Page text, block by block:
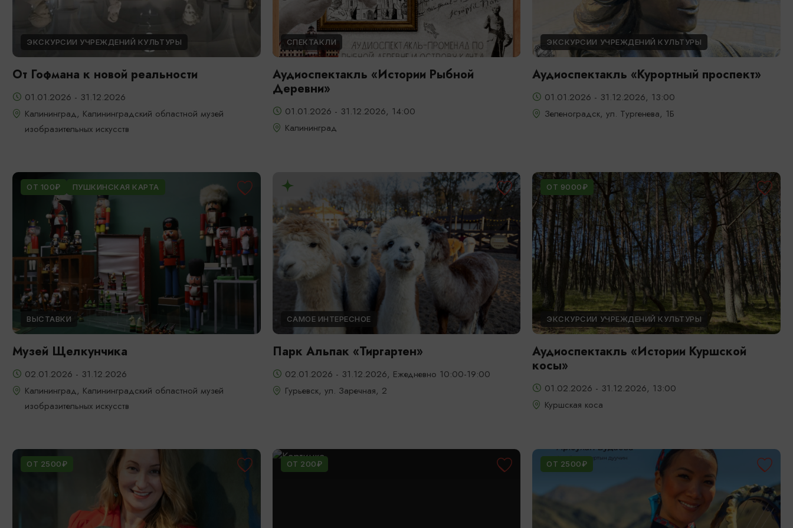
ЭКСКУРСИИ УЧРЕЖДЕНИЙ КУЛЬТУРЫ
От Гофмана к новой реальности
01.01.2026 - 31.12.2026
Калининград, Калининградский областной музей
изобразительных искусств
СПЕКТАКЛИ
Аудиоспектакль «Истории Рыбной
Деревни»
01.01.2026 - 31.12.2026, 14:00
Калининград
ЭКСКУРСИИ УЧРЕЖДЕНИЙ КУЛЬТУРЫ
Аудиоспектакль «Курортный проспект»
01.01.2026 - 31.12.2026, 13:00
Зеленоградск, ул. Тургенева, 1Б
ОТ 100₽ ПУШКИНСКАЯ КАРТА
ВЫСТАВКИ
Музей Щелкунчика
02.01.2026 - 31.12.2026
Калининград, Калининградский областной музей
изобразительных искусств
САМОЕ ИНТЕРЕСНОЕ
Парк Альпак «Тиргартен»
02.01.2026 - 31.12.2026, Ежедневно 10:00-19:00
Гурьевск, ул. Заречная, 2
ОТ 9000₽
ЭКСКУРСИИ УЧРЕЖДЕНИЙ КУЛЬТУРЫ
Аудиоспектакль «Истории Куршской
косы»
01.02.2026 - 31.12.2026, 13:00
Куршская коса
ОТ 2500₽ ОТ 200₽ ОТ 2500₽